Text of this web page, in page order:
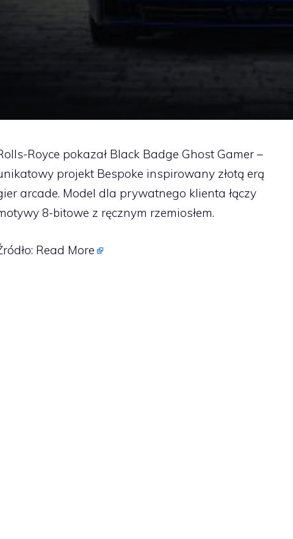
Royce pokazał Black Badge Ghost Gamer –
projekt Bespoke inspirowany złotą erą
arcade. Model dla prywatnego klienta łączy
8-bitowe z ręcznym rzemiosłem.
Read More